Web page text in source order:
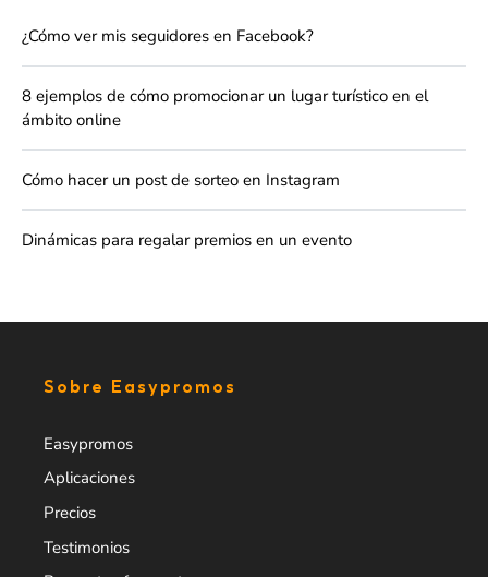
¿Cómo ver mis seguidores en Facebook?
8 ejemplos de cómo promocionar un lugar turístico en el
ámbito online
Cómo hacer un post de sorteo en Instagram
Dinámicas para regalar premios en un evento
Sobre Easypromos
Easypromos
Aplicaciones
Precios
Testimonios